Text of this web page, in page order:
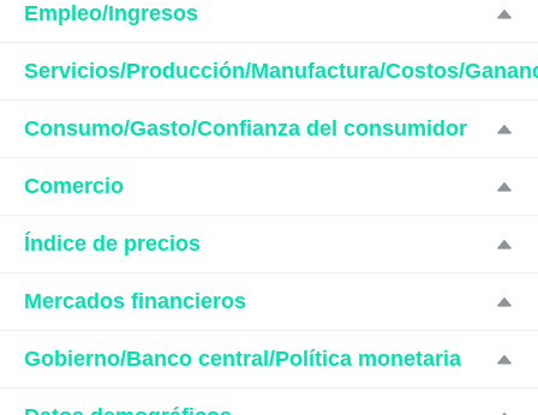
Empleo/Ingresos
Servicios/Producción/Manufactura/Costos/
Consumo/Gasto/Confianza del consumidor
Comercio
Índice de precios
Mercados financieros
Gobierno/Banco central/Política monetaria